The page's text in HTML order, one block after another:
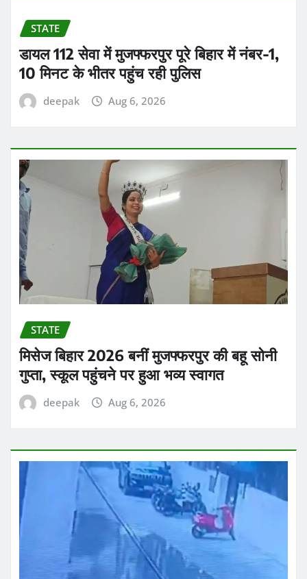
STATE
डायल 112 सेवा में मुजफ्फरपुर पूरे बिहार में नंबर-1,
10 मिनट के भीतर पहुंच रही पुलिस
deepak Aug 6, 2026
STATE
मिसेज बिहार 2026 बनीं मुजफ्फरपुर की बहू सोनी
गुप्ता, स्कूल पहुंचने पर हुआ भव्य स्वागत
deepak Aug 6, 2026